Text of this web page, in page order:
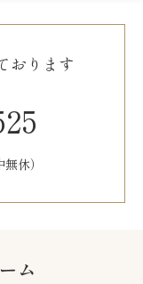
おります
休）
ム